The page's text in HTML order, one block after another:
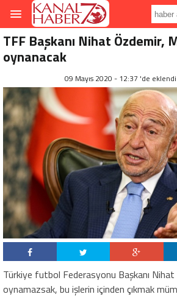
TFF Başkanı Nihat Özdemir,
oynanacak
09 Mayıs 2020 - 12:37 'de
Türkiye futbol Federasyonu Başkanı
oynamazsak, bu işlerin içinden çıkmak